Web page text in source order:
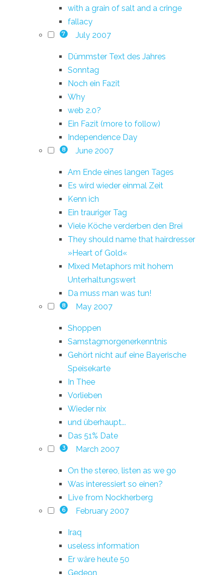
with a grain of salt and a cringe
fallacy
7 July 2007
Dümmster Text des Jahres
Sonntag
Noch ein Fazit
Why
web 2.0?
Ein Fazit (more to follow)
Independence Day
8 June 2007
Am Ende eines langen Tages
Es wird wieder einmal Zeit
Kenn ich
Ein trauriger Tag
Viele Köche verderben den Brei
They should name that hairdresser
»Heart of Gold«
Mixed Metaphors mit hohem
Unterhaltungswert
Da muss man was tun!
8 May 2007
Shoppen
Samstagmorgenerkenntnis
Gehört nicht auf eine Bayerische
Speisekarte
In Thee
Vorlieben
Wieder nix
und überhaupt...
Das 51% Date
3 March 2007
On the stereo, listen as we go
Was interessiert so einen?
Live from Nockherberg
6 February 2007
Iraq
useless information
Er wäre heute 50
Gedeon